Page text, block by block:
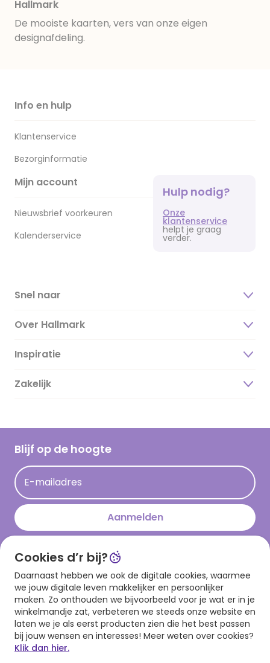
Hallmark
De mooiste kaarten, vers van onze eigen
designafdeling.
Info en hulp
Klantenservice
Bezorginformatie
Mijn account
Nieuwsbrief voorkeuren
Kalenderservice
Hulp nodig?
Onze
klantenservice
helpt je graag
verder.
Snel naar
Over Hallmark
Over ons
Duurzaamheid
Hallmark Kaartclub
Acties
Persberichten
Hallmark en Kinderpostzegels
Inspiratie
Magazine
Cadeau inspiratie
Kaartinspiratie
Zakelijk
Blijf op de hoogte
E-mailadres
Aanmelden
Download onze app
Cookies d’r bij?
Daarnaast hebben we ook de digitale cookies, waarmee
we jouw digitale leven makkelijker en persoonlijker
maken. Zo onthouden we bijvoorbeeld voor je wat er in je
winkelmandje zat, verbeteren we steeds onze website en
laten we je als eerst producten zien die het best passen
bij jouw wensen en interesses! Meer weten over cookies?
Klik dan hier.